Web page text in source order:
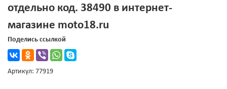
отдельно код. 38490 в интернет-
магазине moto18.ru
Поделись ссылкой
Артикул: 77919